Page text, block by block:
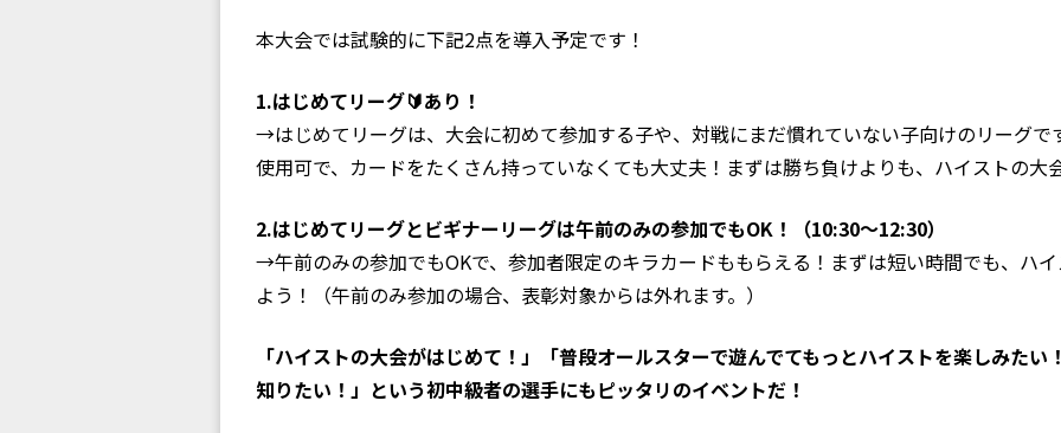
本大会では試験的に下記2点を導入予定です！
1.はじめてリーグ🔰あり！
→はじめてリーグは、大会に初めて参加する子や、対戦にまだ慣れていない子向けのリーグで
使用可で、カードをたくさん持っていなくても大丈夫！まずは勝ち負けよりも、ハイストの大
2.はじめてリーグとビギナーリーグは午前のみの参加でもOK！（10:30〜12:30）
→午前のみの参加でもOKで、参加者限定のキラカードももらえる！まずは短い時間でも、ハ
よう！（午前のみ参加の場合、表彰対象からは外れます。）
「ハイストの大会がはじめて！」「普段オールスターで遊んでてもっとハイストを楽しみた
知りたい！」という初中級者の選手にもピッタリのイベントだ！